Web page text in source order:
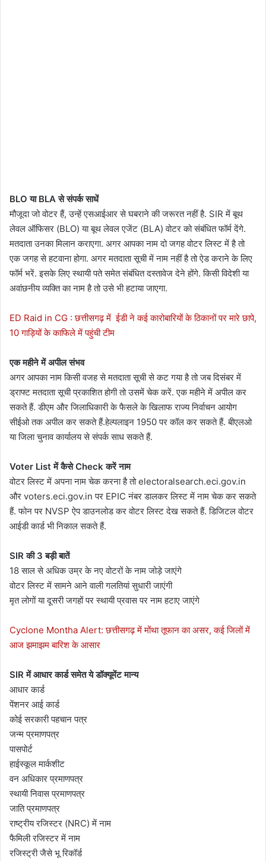
BLO या BLA से संपर्क साधें
मौजूदा जो वोटर हैं, उन्हें एसआईआर से घबराने की जरूरत नहीं है. SIR में बूथ
लेवल ऑफिसर (BLO) या बूथ लेवल एजेंट (BLA) वोटर को संबंधित फॉर्म देंगे.
मतदाता उनका मिलान कराएगा. अगर आपका नाम दो जगह वोटर लिस्ट में है तो
एक जगह से हटवाना होगा. अगर मतदाता सूची में नाम नहीं है तो ऐड कराने के लिए
फॉर्म भरें. इसके लिए स्थायी पते समेत संबंधित दस्तावेज देने होंगे. किसी विदेशी या
अवांछनीय व्यक्ति का नाम है तो उसे भी हटाया जाएगा.
ED Raid in CG : छत्तीसगढ़ में ईडी ने कई कारोबारियों के ठिकानों पर मारे छापे,
10 गाड़ियों के काफिले में पहुंची टीम
एक महीने में अपील संभव
अगर आपका नाम किसी वजह से मतदाता सूची से कट गया है तो जब दिसंबर में
ड्राफ्ट मतदाता सूची प्रकाशित होगी तो उसमें चेक करें. एक महीने में अपील कर
सकते हैं.‎ डीएम और जिलाधिकारी के फैसले के खिलाफ राज्य निर्वाचन आयोग
‎सीईओ तक अपील कर सकते हैं.‎हेल्पलाइन 1950 पर कॉल कर सकते हैं. बीएलओ
या जिला चुनाव कार्यालय से संपर्क साध सकते हैं.
Voter List में कैसे Check करें नाम
वोटर लिस्ट में अपना नाम चेक करना है तो electoralsearch.eci.gov.in
और voters.eci.gov.in पर EPIC नंबर डालकर लिस्ट में नाम चेक कर सकते
हैं. फोन पर NVSP ऐप डाउनलोड कर वोटर लिस्ट देख सकते हैं. डिजिटल वोटर
आईडी कार्ड भी निकाल सकते हैं.
SIR की 3 बड़ी बातें
18 साल से अधिक उम्र के नए वोटरों के नाम जोड़े जाएंगे
वोटर लिस्ट में सामने आने वाली गलतियां सुधारी जाएंगी
मृत लोगों या दूसरी जगहों पर स्थायी प्रवास पर नाम हटाए जाएंगे
Cyclone Montha Alert: छत्तीसगढ़ में मोंथा तूफान का असर, कई जिलों में
आज झमाझम बारिश के आसार
SIR में आधार कार्ड समेत ये डॉक्यूमेंट मान्य
आधार कार्ड
पेंशनर आई कार्ड
कोई सरकारी पहचान पत्र
जन्म प्रमाणपत्र
पासपोर्ट
हाईस्कूल मार्कशीट
वन अधिकार प्रमाणपत्र
स्थायी निवास प्रमाणपत्र
जाति प्रमाणपत्र
राष्ट्रीय रजिस्टर (NRC) में नाम
फैमिली रजिस्टर में नाम
रजिस्ट्री जैसे भू रिकॉर्ड